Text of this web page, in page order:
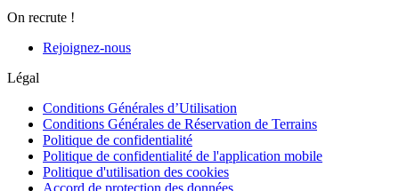
On recrute !
Rejoignez-nous
Légal
Conditions Générales d’Utilisation
Conditions Générales de Réservation de Terrains
Politique de confidentialité
Politique de confidentialité de l'application mobile
Politique d'utilisation des cookies
Accord de protection des données